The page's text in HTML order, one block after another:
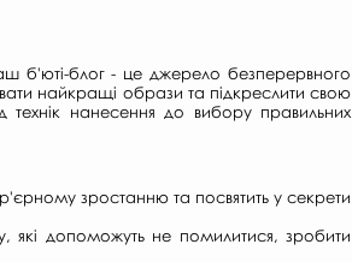
б'юті-блог - це джерело безперервного
найкращі образи та підкреслити свою
технік нанесення до вибору правильних
зростанню та посвятить у секрети
які допоможуть не помилитися, зробити